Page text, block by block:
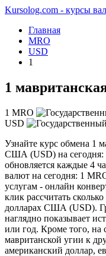
Kursolog.com - курсы
Главная
MRO
USD
1
1
1 MRO
USD
Узнайте курс обмена 1
США (USD) на сегодня:
обновляется каждые 4
валют на сегодня: 1
услугам - онлайн
клик рассчитать
долларах США (USD).
наглядно показывает
или год. Кроме того, на
мавританской угии к
американский доллар,